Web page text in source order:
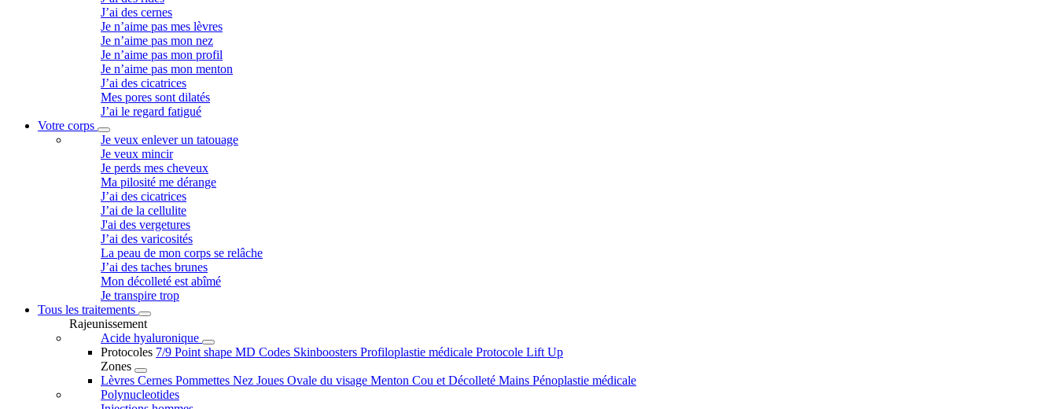
J’ai des cernes
Je n’aime pas mes lèvres
Je n’aime pas mon nez
Je n’aime pas mon profil
Je n’aime pas mon menton
J’ai des cicatrices
Mes pores sont dilatés
J’ai le regard fatigué
Votre corps
Je veux enlever un tatouage
Je veux mincir
Je perds mes cheveux
Ma pilosité me dérange
J’ai des cicatrices
J’ai de la cellulite
J'ai des vergetures
J’ai des varicosités
La peau de mon corps se relâche
J’ai des taches brunes
Mon décolleté est abîmé
Je transpire trop
Tous les traitements
Rajeunissement
Acide hyaluronique
Protocoles 7/9 Point shape MD Codes Skinboosters Profiloplastie médicale Protocole Lift Up
Zones
Lèvres Cernes Pommettes Nez Joues Ovale du visage Menton Cou et Décolleté Mains Pénoplastie médicale
Polynucleotides